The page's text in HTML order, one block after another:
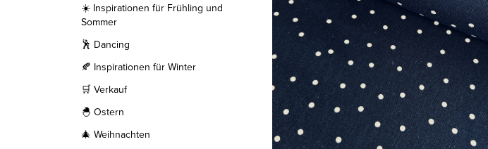
☀️ Inspirationen für Frühling und
Sommer
🕺 Dancing
🍂 Inspirationen für Winter
🛒 Verkauf
🐣 Ostern
🎄 Weihnachten